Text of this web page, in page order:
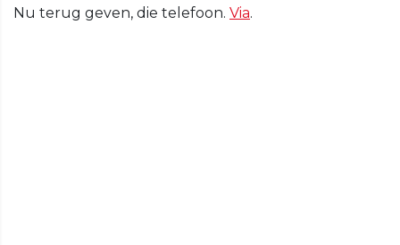
Nu terug geven, die telefoon. Via.